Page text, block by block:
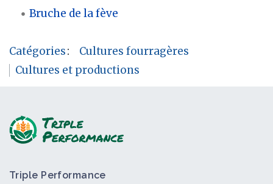
Bruche de la fève
Catégories:
Cultures fourragères
Cultures et productions
Triple Performance